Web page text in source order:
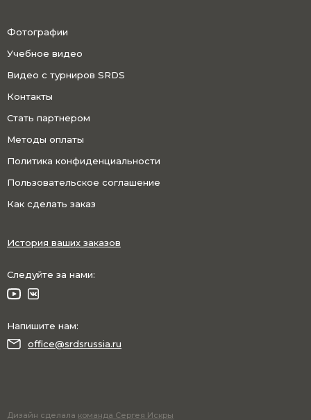
Фотографии
Учебное видео
Видео с турниров SRDS
Контакты
Стать партнером
Методы оплаты
Политика конфиденциальности
Пользовательское соглашение
Как сделать заказ
История ваших заказов
Следуйте за нами:
Напишите нам:
office@srdsrussia.ru
Дизайн сделала команда Сергея Искры